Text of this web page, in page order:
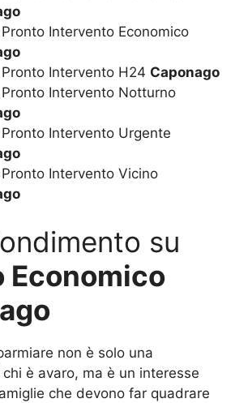
Intervento Economico
Intervento H24 Caponago
Intervento Notturno
Intervento Urgente
Intervento Vicino
su
Economico
non è solo una
è avaro, ma è un interesse
che devono far quadrare